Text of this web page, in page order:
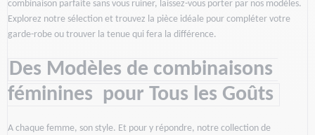
combinaison parfaite sans vous ruiner, laissez-vous porter par nos modèles.
Explorez notre sélection et trouvez la pièce idéale pour compléter votre
garde-robe ou trouver la tenue qui fera la différence.
Des Modèles de combinaisons
féminines pour Tous les Goûts
A chaque femme, son style. Et pour y répondre, notre collection de